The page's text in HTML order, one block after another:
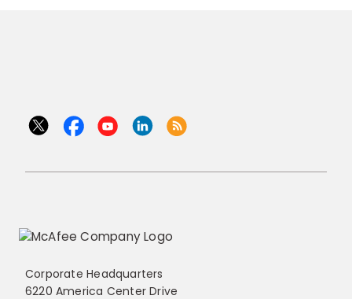
Corporate Headquarters
6220 America Center Drive